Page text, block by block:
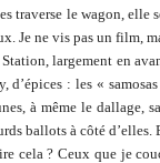
traverse le wagon,
Je ne vis pas un film,
largement en
d’épices : les «
à même le dallage,
ballots à côté
cela ? Ceux que je